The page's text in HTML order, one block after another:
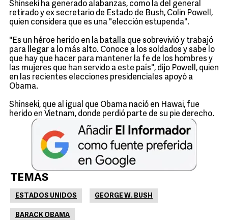
Shinseki ha generado alabanzas, como la del general
retirado y ex secretario de Estado de Bush, Colin Powell,
quien considera que es una "elección estupenda".
"Es un héroe herido en la batalla que sobrevivió y trabajó
para llegar a lo más alto. Conoce a los soldados y sabe lo
que hay que hacer para mantener la fe de los hombres y
las mujeres que han servido a este país", dijo Powell, quien
en las recientes elecciones presidenciales apoyó a
Obama.
Shinseki, que al igual que Obama nació en Hawai, fue
herido en Vietnam, donde perdió parte de su pie derecho.
TEMAS
ESTADOS UNIDOS GEORGE W. BUSH
BARACK OBAMA